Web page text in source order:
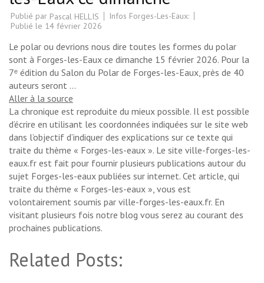
Publié par Pascal HELLIS
Infos Forges-Les-Eaux:
Publié le 14 février 2026
Le polar ou devrions nous dire toutes les formes du polar
sont à Forges-les-Eaux ce dimanche 15 février 2026. Pour la
7ᵉ édition du Salon du Polar de Forges-les-Eaux, près de 40
auteurs seront …
Aller à la source
La chronique est reproduite du mieux possible. Il est possible
d’écrire en utilisant les coordonnées indiquées sur le site web
dans l’objectif d’indiquer des explications sur ce texte qui
traite du thème « Forges-les-eaux ». Le site ville-forges-les-
eaux.fr est fait pour fournir plusieurs publications autour du
sujet Forges-les-eaux publiées sur internet. Cet article, qui
traite du thème « Forges-les-eaux », vous est
volontairement soumis par ville-forges-les-eaux.fr. En
visitant plusieurs fois notre blog vous serez au courant des
prochaines publications.
Related Posts: